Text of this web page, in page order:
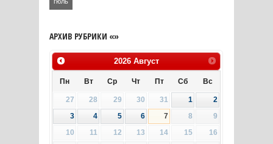
АРХИВ РУБРИКИ «»
2026 Август
Пн Вт Ср Чт Пт Сб Вс
27 28 29 30 31 1
2
3
4 5 6 7 8
9
10
11 12 13 14 15
16